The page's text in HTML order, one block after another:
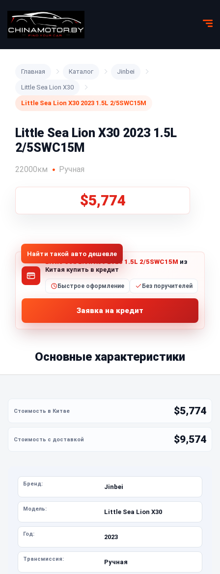
Главная Каталог Jinbei
Little Sea Lion X30
Little Sea Lion X30 2023 1.5L 2/5SWC15M
Little Sea Lion X30 2023 1.5L
2/5SWC15M
22000км Ручная
$5,774
Найти такой авто дешевле
Little Sea Lion X30 2023 1.5L 2/5SWC15M из
Китая купить в кредит
Быстрое оформление Без поручителей
Заявка на кредит
Основные характеристики
$5,774
$9,574
Бренд: Jinbei
Модель: Little Sea Lion X30
Год: 2023
Трансмиссия: Ручная